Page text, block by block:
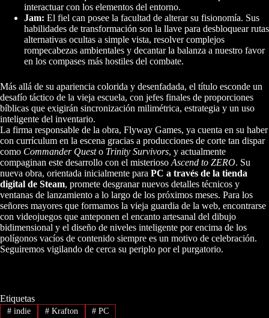
interactuar con los elementos del entorno.
Jam: El fiel can posee la facultad de alterar su fisionomía. Sus
habilidades de transformación son la llave para desbloquear rutas
alternativas ocultas a simple vista, resolver complejos
rompecabezas ambientales y decantar la balanza a nuestro favor
en los compases más hostiles del combate.
Más allá de su apariencia colorida y desenfadada, el título esconde un
desafío táctico de la vieja escuela, con jefes finales de proporciones
bíblicas que exigirán sincronización milimétrica, estrategia y un uso
inteligente del inventario.
La firma responsable de la obra, Flyway Games, ya cuenta en su haber
con currículum en la escena gracias a producciones de corte tan dispar
como Commander Questo Trinity Survivors, y actualmente
compaginan este desarrollo con el misterioso Ascend to ZERO. Su
nueva obra, orientada inicialmente para PC a través de la tienda
digital de Steam, promete desgranar nuevos detalles técnicos y
ventanas de lanzamiento a lo largo de los próximos meses. Para los
señores mayores que formamos la vieja guardia de la web, encontrarse
con videojuegos que anteponen el encanto artesanal del dibujo
bidimensional y el diseño de niveles inteligente por encima de los
polígonos vacíos de contenido siempre es un motivo de celebración.
Seguiremos vigilando de cerca su periplo por el purgatorio.
Etiquetas
#indie #Krafton # PC